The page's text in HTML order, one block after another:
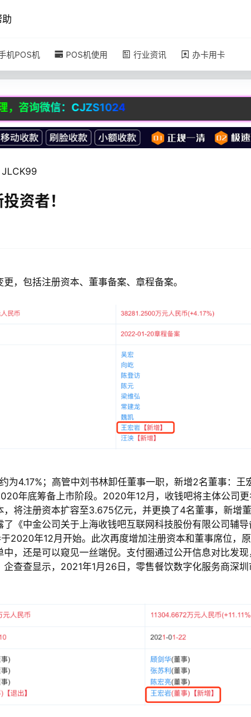
助
机POS机 POS机使用 行业资讯 办卡用卡
：CJZS1024
JLCK99
资者！
，包括注册资本、董事备案、章程备案。
4.17%；高管中刘书林卸任董事一职，新增2名董事：王
年底筹备上市阶段。2020年12月，收钱吧将主体公司
将注册资本扩容至3.675亿元，并更换了4名董事，新增
《中金公司关于上海收钱吧互联网科技股份有限公司辅
2020年12月开始。此次再度增加注册资本和董事席位，
，还是可以窥见一丝端倪。支付圈通过公开信息对比发
查查显示，2021年1月26日，零售餐饮数字化服务商深